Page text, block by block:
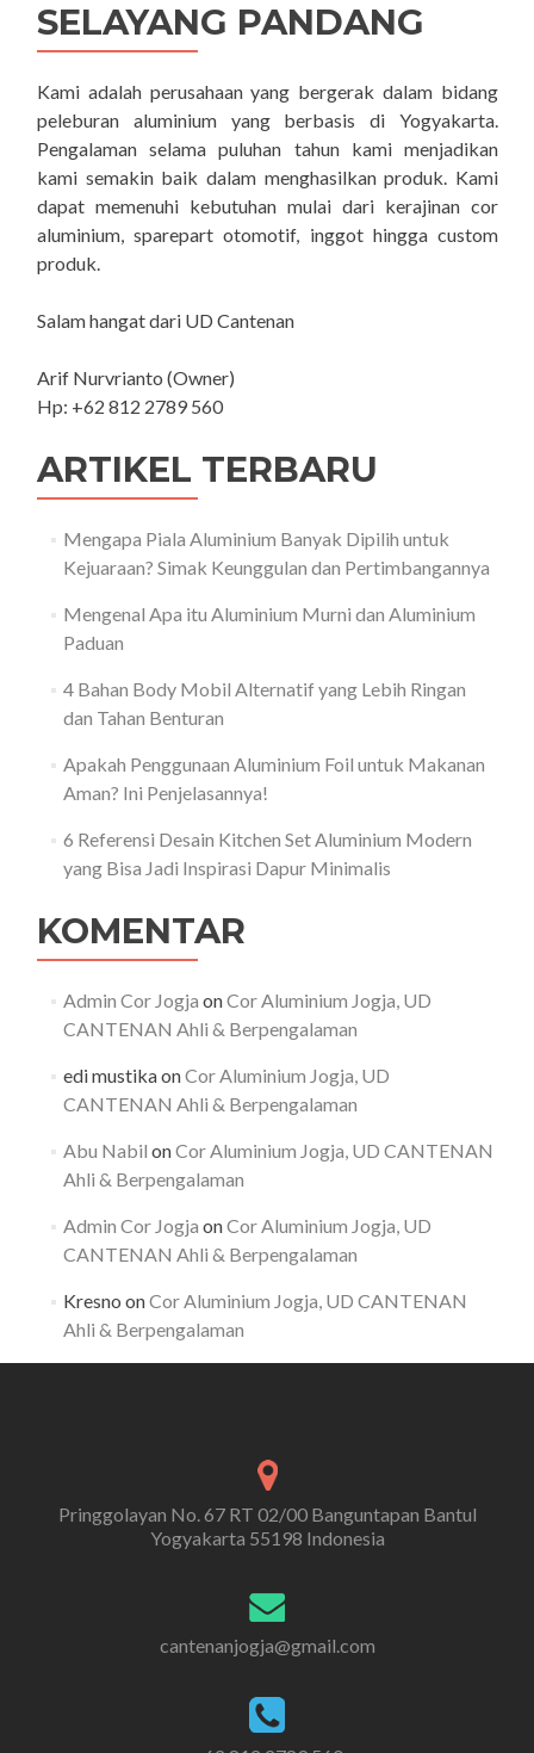
SELAYANG PANDANG
Kami adalah perusahaan yang bergerak dalam bidang
peleburan aluminium yang berbasis di Yogyakarta.
Pengalaman selama puluhan tahun kami menjadikan
kami semakin baik dalam menghasilkan produk. Kami
dapat memenuhi kebutuhan mulai dari kerajinan cor
aluminium, sparepart otomotif, inggot hingga custom
produk.
Salam hangat dari UD Cantenan
Arif Nurvrianto (Owner)
Hp: +62 812 2789 560
ARTIKEL TERBARU
Mengapa Piala Aluminium Banyak Dipilih untuk
Kejuaraan? Simak Keunggulan dan Pertimbangannya
Mengenal Apa itu Aluminium Murni dan Aluminium
Paduan
4 Bahan Body Mobil Alternatif yang Lebih Ringan
dan Tahan Benturan
Apakah Penggunaan Aluminium Foil untuk Makanan
Aman? Ini Penjelasannya!
6 Referensi Desain Kitchen Set Aluminium Modern
yang Bisa Jadi Inspirasi Dapur Minimalis
KOMENTAR
Admin Cor Jogja onCor Aluminium Jogja, UD
CANTENAN Ahli & Berpengalaman
edi mustikaonCor Aluminium Jogja, UD
CANTENAN Ahli & Berpengalaman
Abu Nabil onCor Aluminium Jogja, UD CANTENAN
Ahli & Berpengalaman
Admin Cor Jogja onCor Aluminium Jogja, UD
CANTENAN Ahli & Berpengalaman
Kresno onCor Aluminium Jogja, UD CANTENAN
Ahli & Berpengalaman
Pringgolayan No. 67 RT 02/00 Banguntapan Bantul
Yogyakarta 55198 Indonesia
cantenanjogja@gmail.com